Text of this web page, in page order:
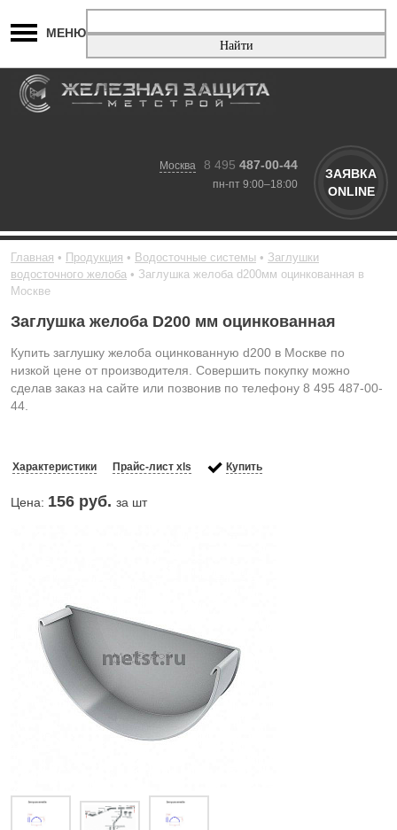
МЕНЮ
Москва 8 495 487-00-44
пн-пт 9:00–18:00
ЗАЯВКА
ONLINE
Главная Продукция Водосточные системы
Заглушки
водосточного желоба
Заглушка желоба d200мм оцинкованная в
Москве
Заглушка желоба D200 мм оцинкованная
Купить заглушку желоба оцинкованную d200 в Москве по
низкой цене от производителя. Совершить покупку можно
сделав заказ на сайте или позвонив по телефону 8 495 487-00-
44.
Характеристики Прайс-лист xls Купить
Цена: 156 руб. за шт